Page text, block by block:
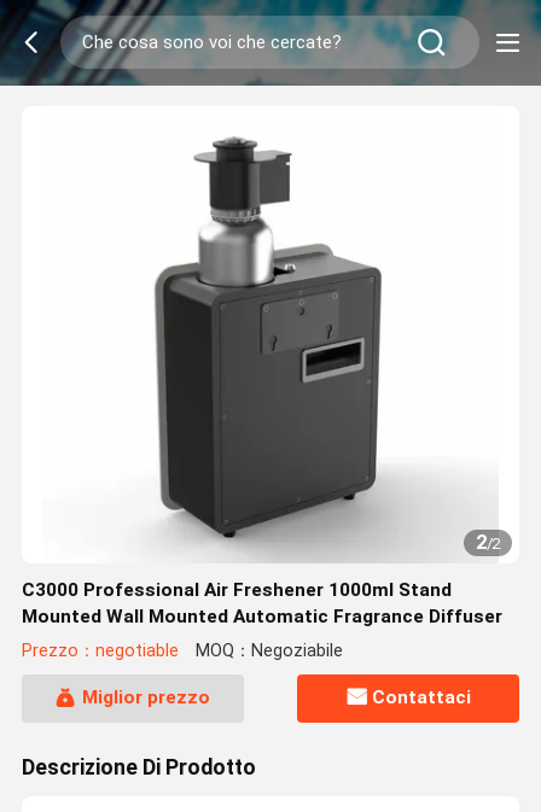
2/2
C3000 Professional Air Freshener 1000ml Stand
Mounted Wall Mounted Automatic Fragrance Diffuser
Prezzo：negotiable MOQ：Negoziabile
Miglior prezzo Contattaci
Descrizione Di Prodotto